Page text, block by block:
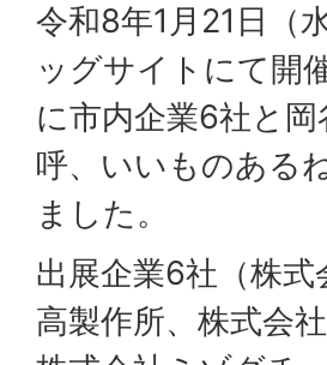
令和8年1月21日（
ッグサイトにて開
に市内企業6社と
呼、いいものある
ました。
出展企業6社（株
高製作所、株式会